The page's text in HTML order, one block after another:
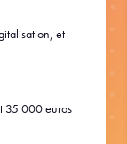
et
35 000 euros